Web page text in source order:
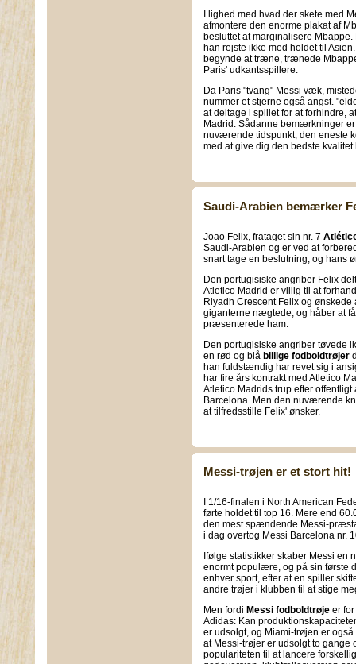
I lighed med hvad der skete med
afmontere den enorme plakat af
besluttet at marginalisere
han rejste ikke med holdet til
begynde at træne, trænede
Paris' udkantsspillere.
Da Paris "tvang" Messi væk,
nummer et stjerne også angst.
at deltage i spillet for at forhindre,
Madrid. Sådanne bemærkninger
nuværende tidspunkt, den eneste
med at give dig den bedste kvalitet
Saudi-Arabien bemærker
Joao Felix, frataget sin nr. 7
Saudi-Arabien og er ved at
snart tage en beslutning, og hans
Den portugisiske angriber Felix
Atletico Madrid er villig til at
Riyadh Crescent Felix og
giganterne nægtede, og håber at
præsenterede ham.
Den portugisiske angriber tøvede
en rød og blå billige fodboldtrøjer
han fuldstændig har revet sig i
har fire års kontrakt med Atletico
Atletico Madrids trup efter
Barcelona. Men den nuværende
at tilfredsstille Felix' ønsker.
Messi-trøjen er et stort hit!
I 1/16-finalen i North American
førte holdet til top 16. Mere end
den mest spændende Messi-
i dag overtog Messi Barcelona nr.
Ifølge statistikker skaber Messi en
enormt populære, og på sin første
enhver sport, efter at en spiller
andre trøjer i klubben til at stige
Men fordi Messi fodboldtrøje er
Adidas: Kan
er udsolgt, og Miami-trøjen er
at Messi-trøjer er udsolgt to gange
populariteten til at lancere